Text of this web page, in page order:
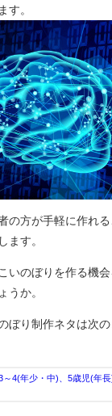
す。
の方が手軽に作れ
ます。
いのぼりを作る機
うか。
ぼり制作ネタは次
～4(年少・中)、5歳児(年